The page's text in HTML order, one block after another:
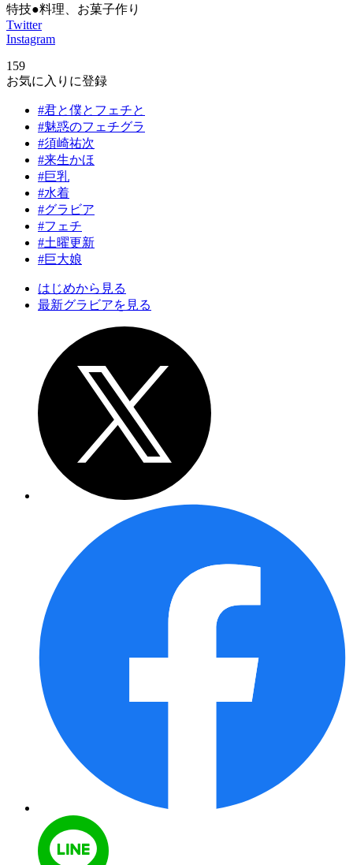
特技●料理、お菓子作り
Twitter
Instagram
159
お気に入りに登録
#君と僕とフェチと
#魅惑のフェチグラ
#須崎祐次
#来生かほ
#巨乳
#水着
#グラビア
#フェチ
#土曜更新
#巨大娘
はじめから見る
最新グラビアを見る